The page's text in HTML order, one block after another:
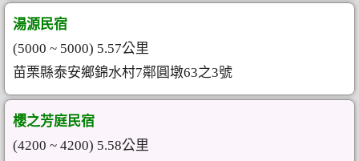
湯源民宿
(5000 ~ 5000) 5.57公里
苗栗縣泰安鄉錦水村7鄰圓墩63之3號
櫻之芳庭民宿
(4200 ~ 4200) 5.58公里